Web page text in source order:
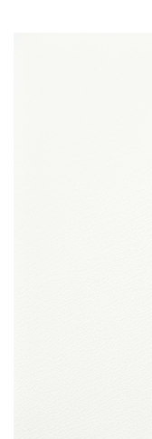
Wij raden je aan
persoonsgegevens
ook meer
2. Wie is
voor dit